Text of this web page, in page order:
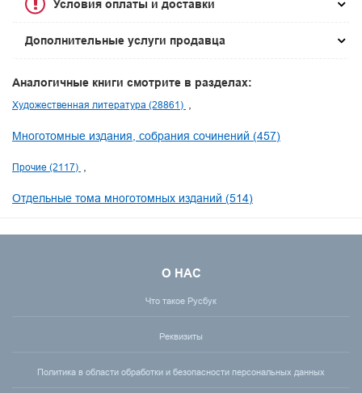
Условия оплаты и доставки
Дополнительные услуги продавца
Аналогичные книги смотрите в разделах:
Художественная литература (28861)
Многотомные издания, собрания сочинений (457)
Прочие (2117)
Отдельные тома многотомных изданий (514)
О НАС
Что такое Русбук
Реквизиты
Политика в области обработки и безопасности персональных данных